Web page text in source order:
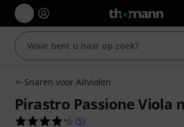
Snaren voor Altviolen
Pirastro Passione Viola
4.2 van de 5 sterren van 5
(5)